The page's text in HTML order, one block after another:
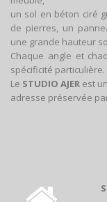
un sol en béton ciré
de pierres, un
une grande hauteur
Chaque angle et
spécificité particulière.
Le STUDIO AJER est
adresse préservée